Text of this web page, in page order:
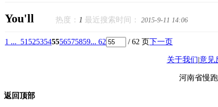
You'll 热度： 1 最近搜索时间： 2015-9-11 14:06
1 ... 51 5253545556575859... 62 / 62 页下一页
关于我们|意见
河南省慢
返回顶部